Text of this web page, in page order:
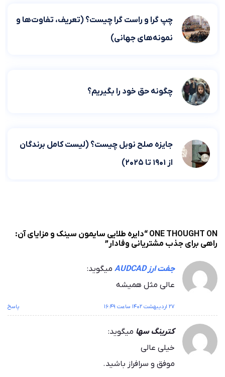
چپ گرا و راست گرا چیست؟ (تعریف، تفاوت‌ها و
نمونه‌های جهانی)
چگونه حق خود را بگیریم؟
جایزه صلح نوبل چیست؟ (لیست کامل برندگان
از ۱۹۰۱ تا ۲۰۲۵)
ONE THOUGHT ON “ دایره طلایی سایمون سینک و مزایای آن:
راهی برای جذب مشتریانی وفادار”
جفت ارز AUDCAD
میگوید:
عالی مثل همیشه
۲۷ اردیبهشت ۱۴۰۲ ساعت ۱۶:۴۹ پاسخ
کترینگ سها میگوید:
خیلی عالی
موفق و سرافراز باشید.